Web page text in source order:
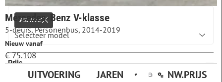
V-KLASSE
Prijs
Mercedes-Benz V-klasse
5-deurs, Personenbus, 2014-2019
Nieuw vanaf
€ 75.108
UITVOERING JAREN NW.PRIJS